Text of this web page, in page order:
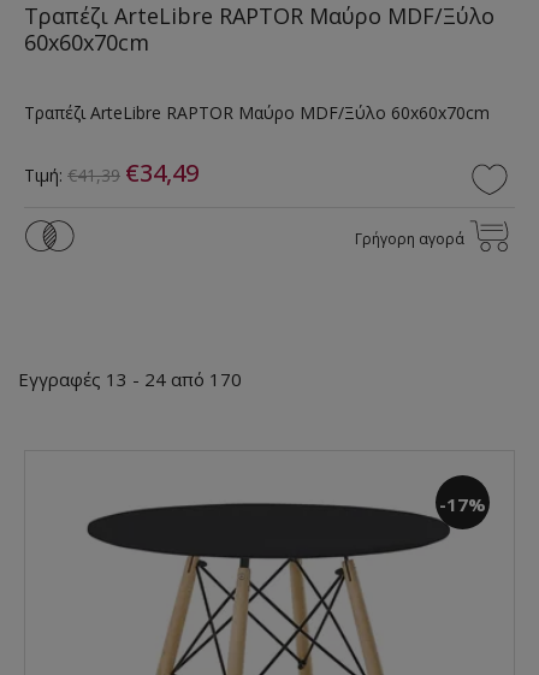
Τραπέζι ArteLibre RAPTOR Μαύρο MDF/Ξύλο
60x60x70cm
Τραπέζι ArteLibre RAPTOR Μαύρο MDF/Ξύλο 60x60x70cm
Τιμή: €41,39 €34,49
Γρήγορη αγορά
Εγγραφές 13 - 24 από 170
-17%